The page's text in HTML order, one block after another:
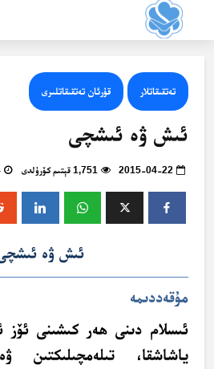
تەتقىقاتلار قۇرئان تەتقىقاتلىرى
ئىش ۋە ئىشچى
2015-04-22 1,751 قېتىم كۆرۈلدى
ئىش ۋە
مۇقەددىمە
ئىسلام دىنى ھەر كىشىنى ئۆز
ياشاشقا، تىلەمچىلىكتىن